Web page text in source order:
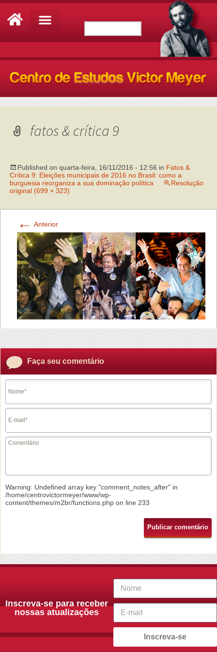
fatos & crítica 9
Published on quarta-feira, 16/11/2016 - 12:56 in Fatos &
Crítica 9: Eleições municipais de 2016 no Brasil: como a
burguesia reorganiza a sua dominação política
Resolução
original (699 × 323)
← Anterior
Faça seu comentário
Warning: Undefined array key "comment_notes_after" in
/home/centrovictormeyer/www/wp-
content/themes/m2br/functions.php on line 233
Inscreva-se para receber
nossas atualizações
Inscreva-se